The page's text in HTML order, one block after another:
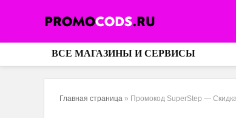
ВСЕ МАГАЗИНЫ И СЕРВИСЫ
Главная страница » Промокод SuperStep —